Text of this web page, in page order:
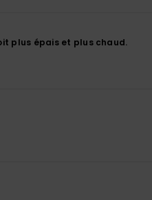
plus épais et plus chaud.